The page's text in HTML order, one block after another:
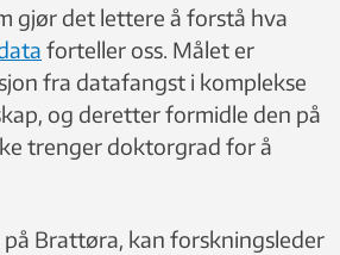
gjør det lettere å forstå hva
forteller oss. Målet er
fra datafangst i komplekse
og deretter formidle den på
trenger doktorgrad for å
Brattøra, kan forskningsleder